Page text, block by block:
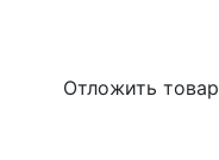
Отложить товар